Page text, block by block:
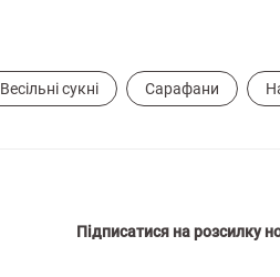
Весільні сукні Сарафани
Підписатися на розсилку